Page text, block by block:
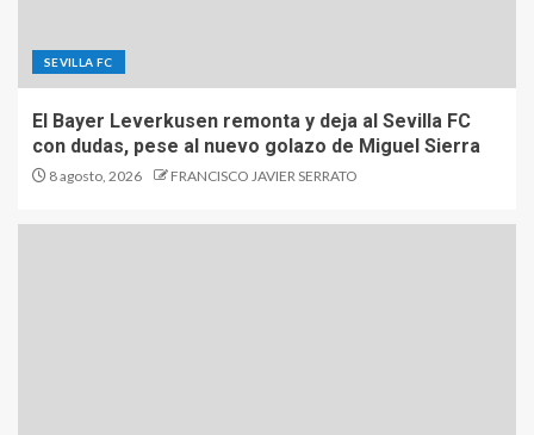
SEVILLA FC
El Bayer Leverkusen remonta y deja al Sevilla FC
con dudas, pese al nuevo golazo de Miguel Sierra
8 agosto, 2026 FRANCISCO JAVIER SERRATO